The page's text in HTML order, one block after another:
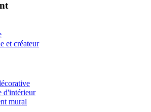
et créateur
d'intérieur
mural